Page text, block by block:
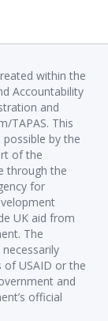
within the
Accountability
and
TAPAS. This
by the
of the
through the
for
UK aid from
The
USAID or the
and
official